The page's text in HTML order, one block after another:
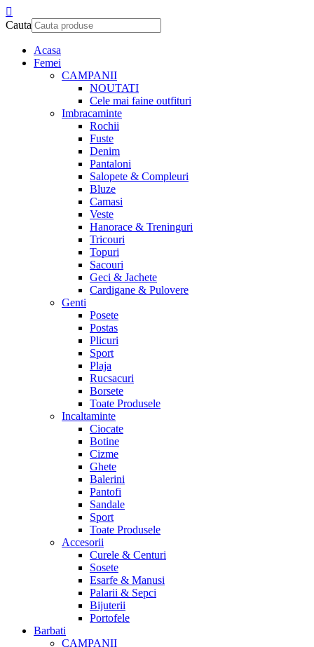
Cauta
Acasa
Femei
CAMPANII
NOUTATI
Cele mai faine outfituri
Imbracaminte
Rochii
Fuste
Denim
Pantaloni
Salopete & Compleuri
Bluze
Camasi
Veste
Hanorace & Treninguri
Tricouri
Topuri
Sacouri
Geci & Jachete
Cardigane & Pulovere
Genti
Posete
Postas
Plicuri
Sport
Plaja
Rucsacuri
Borsete
Toate Produsele
Incaltaminte
Ciocate
Botine
Cizme
Ghete
Balerini
Pantofi
Sandale
Sport
Toate Produsele
Accesorii
Curele & Centuri
Sosete
Esarfe & Manusi
Palarii & Sepci
Bijuterii
Portofele
Barbati
CAMPANII